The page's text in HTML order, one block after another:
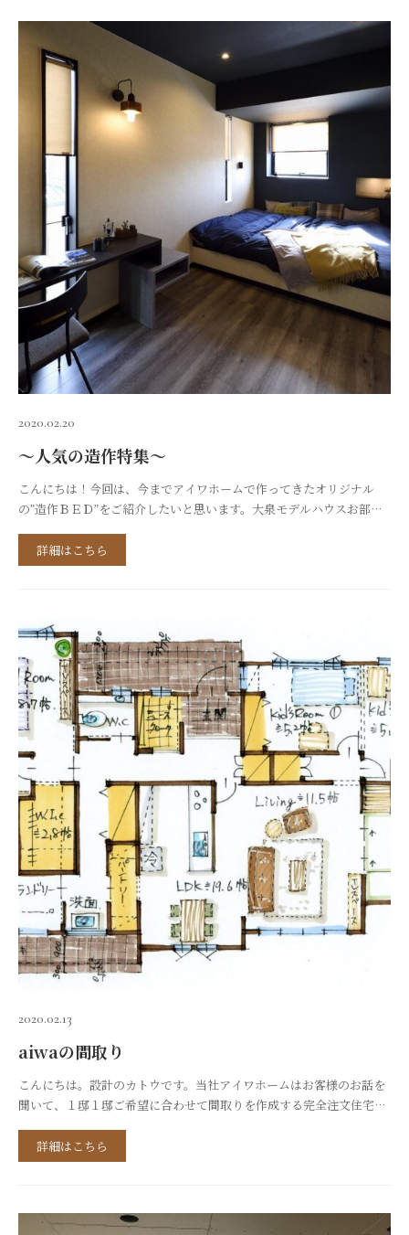
2020.02.20
～人気の造作特集～
こんにちは！今回は、今までアイワホームで作ってきたオリジナル
の”造作ＢＥＤ”をご紹介したいと思います。大泉モデルハウスお部屋
すね。こちらの寝室は勾配天井にすることで、広々とした空間
に・・・天井高や、クロスの貼分け方で、雰囲気が変わりますね。間
詳細はこちら
2020.02.13
aiwaの間取り
こんにちは。設計のカトウです。当社アイワホームはお客様のお話を
聞いて、１邸１邸ご希望に合わせて間取りを作成する完全注文住宅で
しでもご紹介出来れば・・・と思っております！😃case１家事ラクな
平屋の間取り北道路の敷地に計画する平屋の間取りです。ご要望の大
詳細はこちら